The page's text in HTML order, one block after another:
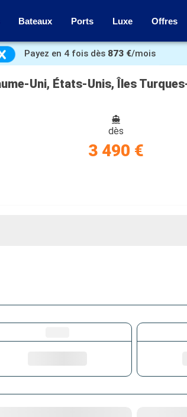
Bateaux Ports Luxe Offres
Payez en 4 fois dès 873 €/mois
dès
3 490 €